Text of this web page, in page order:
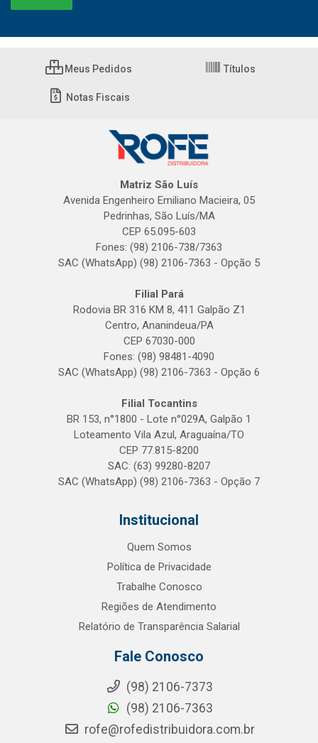
Meus Pedidos Títulos
Notas Fiscais
Matriz São Luís
Avenida Engenheiro Emiliano Macieira, 05
Pedrinhas, São Luís/MA
CEP 65.095-603
Fones: (98) 2106-738/7363
SAC (WhatsApp) (98) 2106-7363 - Opção 5
Filial Pará
Rodovia BR 316 KM 8, 411 Galpão Z1
Centro, Ananindeua/PA
CEP 67030-000
Fones: (98) 98481-4090
SAC (WhatsApp) (98) 2106-7363 - Opção 6
Filial Tocantins
BR 153, n°1800 - Lote n°029A, Galpão 1
Loteamento Vila Azul, Araguaína/TO
CEP 77.815-8200
SAC: (63) 99280-8207
SAC (WhatsApp) (98) 2106-7363 - Opção 7
Institucional
Quem Somos
Política de Privacidade
Trabalhe Conosco
Regiões de Atendimento
Relatório de Transparência Salarial
Fale Conosco
(98) 2106-7373
(98) 2106-7363
rofe@rofedistribuidora.com.br